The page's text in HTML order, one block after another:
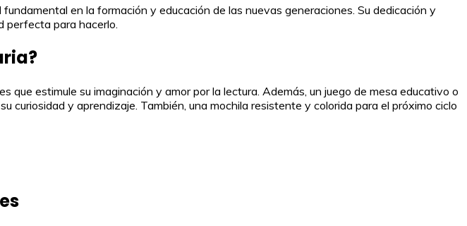
en la formación y educación de las nuevas generaciones. Su dedicación y
perfecta para hacerlo.
que estimule su imaginación y amor por la lectura. Además, un juego de mesa educativo o
y aprendizaje. También, una mochila resistente y colorida para el próximo ciclo